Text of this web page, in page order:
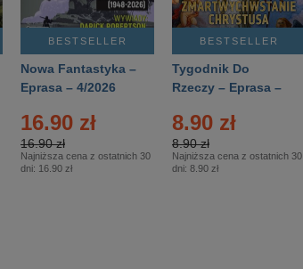
BESTSELLER
Nowa Fantastyka –
Eprasa – 4/2026
16.90 zł
16.90 zł
Najniższa cena z ostatnich 30
dni: 16.90 zł
BESTSELLER
Tygodnik Do
Rzeczy – Eprasa –
8.90 zł
8.90 zł
Najniższa cena z ostatnich 30
dni: 8.90 zł